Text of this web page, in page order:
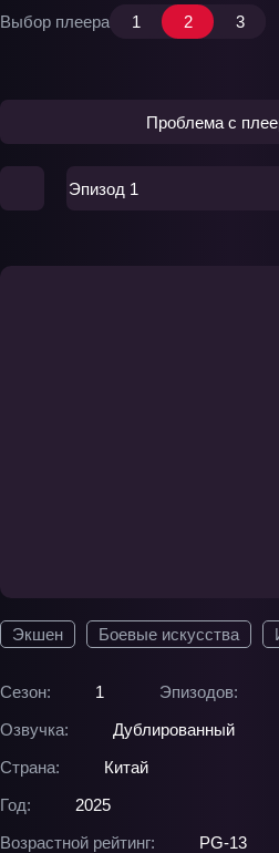
Экшен Боевые искусства
Сезон: 1 Эпизодов:
Озвучка:
Дублированный
Страна:
Китай
Год:
2025
Возрастной рейтинг:
PG-13
Выбор плеера 1 2 3
Проблема с
Эпизод 1